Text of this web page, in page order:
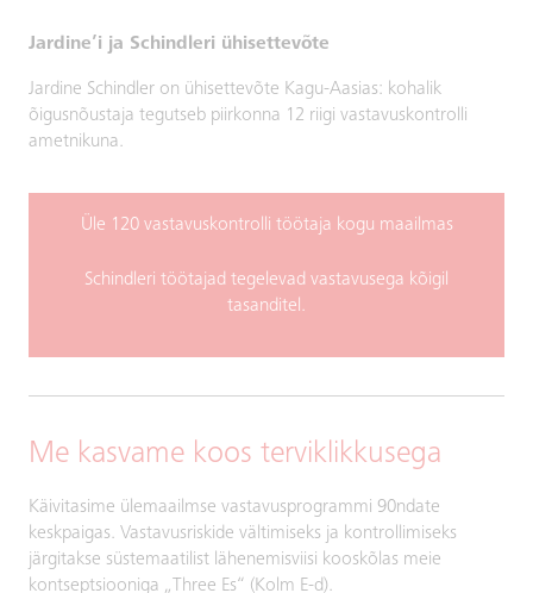
Jardine’i ja Schindleri ühisettevõte
Jardine Schindler on ühisettevõte Kagu-Aasias: kohalik
õigusnõustaja tegutseb piirkonna 12 riigi vastavuskontrolli
ametnikuna.
Üle 120 vastavuskontrolli töötaja kogu maailmas
Schindleri töötajad tegelevad vastavusega kõigil
tasanditel.
Me kasvame koos terviklikkusega
Käivitasime ülemaailmse vastavusprogrammi 90ndate
keskpaigas. Vastavusriskide vältimiseks ja kontrollimiseks
järgitakse süstemaatilist lähenemisviisi kooskõlas meie
kontseptsiooniga „Three Es“ (Kolm E-d).